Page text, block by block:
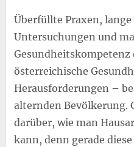
Überfüllte Praxen,
Untersuchungen und
österreichische
Herausforderungen –
alternden Bevölkerung.
darüber, wie man
kann, denn gerade